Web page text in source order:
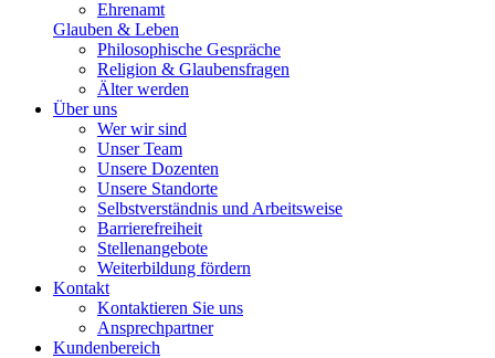
Ehrenamt
Glauben & Leben
Philosophische Gespräche
Religion & Glaubensfragen
Älter werden
Über uns
Wer wir sind
Unser Team
Unsere Dozenten
Unsere Standorte
Selbstverständnis und Arbeitsweise
Barrierefreiheit
Stellenangebote
Weiterbildung fördern
Kontakt
Kontaktieren Sie uns
Ansprechpartner
Kundenbereich